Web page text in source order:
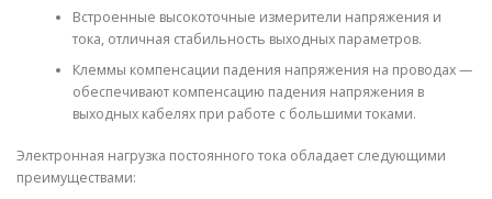
Встроенные высокоточные измерители напряжения и
тока, отличная стабильность выходных параметров.
Клеммы компенсации падения напряжения на проводах —
обеспечивают компенсацию падения напряжения в
выходных кабелях при работе с большими токами.
Электронная нагрузка постоянного тока обладает следующими
преимуществами: